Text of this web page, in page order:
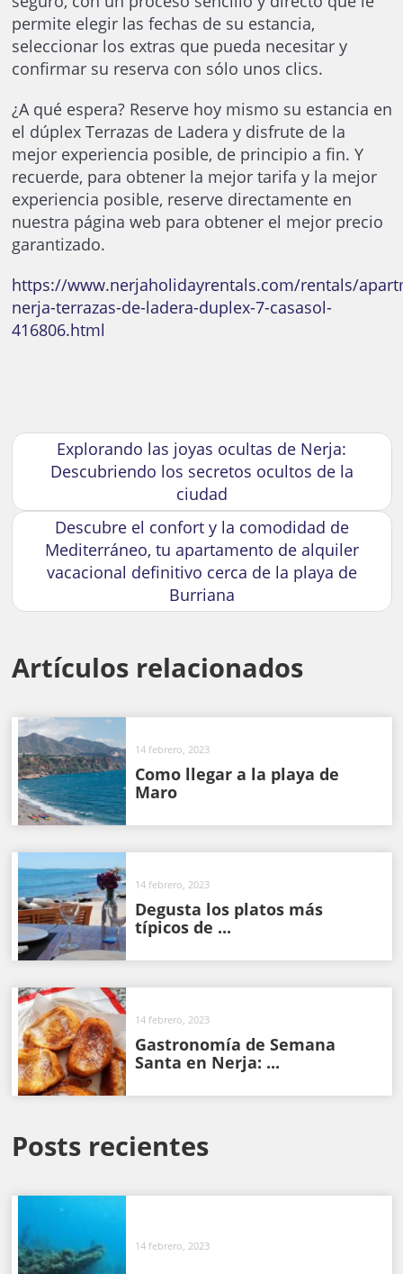
permite elegir las fechas de su estancia,
seleccionar los extras que pueda necesitar y
confirmar su reserva con sólo unos clics.
¿A qué espera? Reserve hoy mismo su estancia en
el dúplex Terrazas de Ladera y disfrute de la
mejor experiencia posible, de principio a fin. Y
recuerde, para obtener la mejor tarifa y la mejor
experiencia posible, reserve directamente en
nuestra página web para obtener el mejor precio
garantizado.
https://www.nerjaholidayrentals.com/rentals/
nerja-terrazas-de-ladera-duplex-7-casasol-
416806.html
Explorando las joyas ocultas de Nerja:
Descubriendo los secretos ocultos de la
ciudad
Descubre el confort y la comodidad de
Mediterráneo, tu apartamento de alquiler
vacacional definitivo cerca de la playa de
Burriana
Artículos relacionados
14 febrero, 2023
Como llegar a la playa de
Maro
14 febrero, 2023
Degusta los platos más
típicos de ...
14 febrero, 2023
Gastronomía de Semana
Santa en Nerja: ...
Posts recientes
14 febrero, 2023